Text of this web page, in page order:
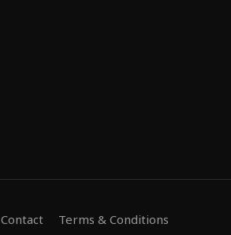
Contact Terms & Conditions